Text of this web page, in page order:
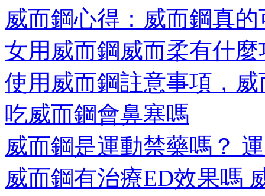
威而鋼心得：威而鋼真
女用威而鋼威而柔有什
使用威而鋼註意事項，
吃威而鋼會鼻塞嗎
威而鋼是運動禁藥嗎？
威而鋼有治療ED效果嗎